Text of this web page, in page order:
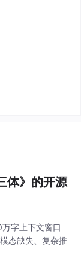
体》的开源
字上下文窗口
态缺失、复杂推